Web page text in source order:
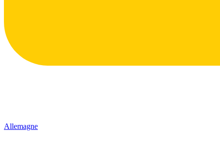
Allemagne